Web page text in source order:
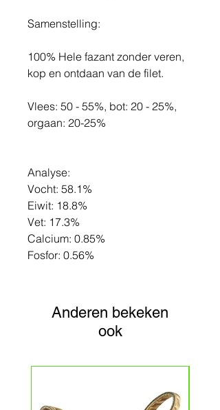
Samenstelling:
100% Hele fazant zonder veren,
kop en ontdaan van de filet.
Vlees: 50 - 55%, bot: 20 - 25%,
orgaan: 20-25%
Analyse:
Vocht: 58.1%
Eiwit: 18.8%
Vet: 17.3%
Calcium: 0.85%
Fosfor: 0.56%
Anderen bekeken
ook